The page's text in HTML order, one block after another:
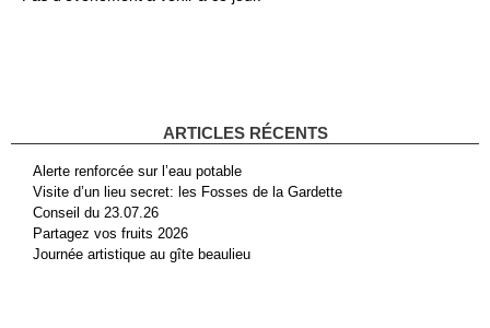
ARTICLES RÉCENTS
Alerte renforcée sur l’eau potable
Visite d’un lieu secret: les Fosses de la Gardette
Conseil du 23.07.26
Partagez vos fruits 2026
Journée artistique au gîte beaulieu